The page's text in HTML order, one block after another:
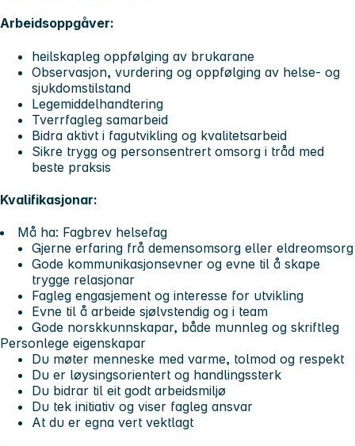
Arbeidsoppgåver:
heilskapleg oppfølging av brukarane
Observasjon, vurdering og oppfølging av helse- og
sjukdomstilstand
Legemiddelhandtering
Tverrfagleg samarbeid
Bidra aktivt i fagutvikling og kvalitetsarbeid
Sikre trygg og personsentrert omsorg i tråd med
beste praksis
Kvalifikasjonar:
Må ha: Fagbrev helsefag
Gjerne erfaring frå demensomsorg eller eldreomsorg
Gode kommunikasjonsevner og evne til å skape
trygge relasjonar
Fagleg engasjement og interesse for utvikling
Evne til å arbeide sjølvstendig og i team
Gode norskkunnskapar, både munnleg og skriftleg
Personlege eigenskapar
Du møter menneske med varme, tolmod og respekt
Du er løysingsorientert og handlingssterk
Du bidrar til eit godt arbeidsmiljø
Du tek initiativ og viser fagleg ansvar
At du er egna vert vektlagt